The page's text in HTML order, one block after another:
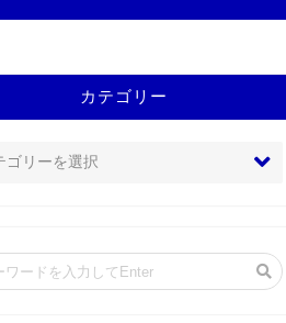
カテゴリー